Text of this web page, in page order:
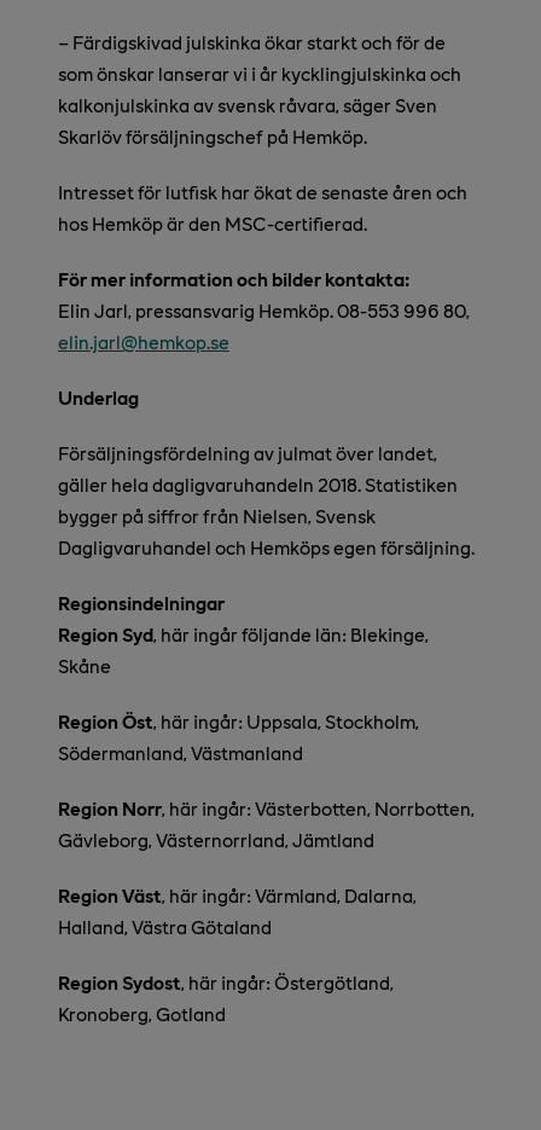
– Färdigskivad julskinka ökar starkt och för de
som önskar lanserar vi i år kycklingjulskinka och
kalkonjulskinka av svensk råvara, säger Sven
Skarlöv försäljningschef på Hemköp.
Intresset för lutfisk har ökat de senaste åren och
hos Hemköp är den MSC-certifierad.
För mer information och bilder kontakta:
Elin Jarl, pressansvarig Hemköp. 08-553 996 80,
elin.jarl@hemkop.se
Underlag
Försäljningsfördelning av julmat över landet,
gäller hela dagligvaruhandeln 2018. Statistiken
bygger på siffror från Nielsen, Svensk
Dagligvaruhandel och Hemköps egen försäljning.
Regionsindelningar
Region Syd, här ingår följande län: Blekinge,
Skåne
Region Öst, här ingår: Uppsala, Stockholm,
Södermanland, Västmanland
Region Norr, här ingår: Västerbotten, Norrbotten,
Gävleborg, Västernorrland, Jämtland
Region Väst, här ingår: Värmland, Dalarna,
Halland, Västra Götaland
Region Sydost, här ingår: Östergötland,
Kronoberg, Gotland